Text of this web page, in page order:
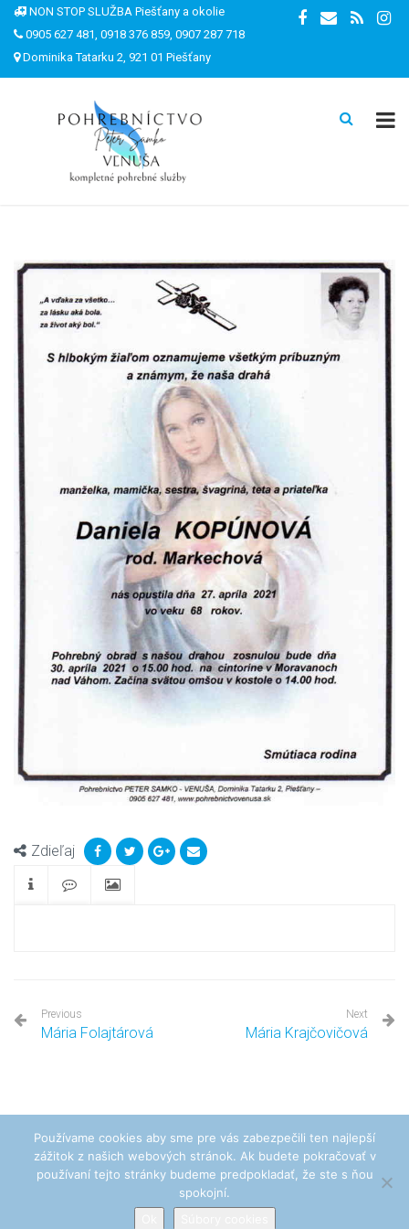
NON STOP SLUŽBA Piešťany a okolie
0905 627 481, 0918 376 859, 0907 287 718
Dominika Tatarku 2, 921 01 Piešťany
Zdieľaj
Previous
Mária Folajtárová
Next
Mária Krajčovičová
Pohrebníctvo Peter Samko - Venuša © Všetky práva vyhradené. Vytvoril
www.najzone.eu
Používame cookies aby sme pre vás zabezpečili ten najlepší
zážitok z našich webových stránok. Ak budete pokračovať v
používaní tejto stránky budeme predpokladať, že ste s ňou
spokojní.